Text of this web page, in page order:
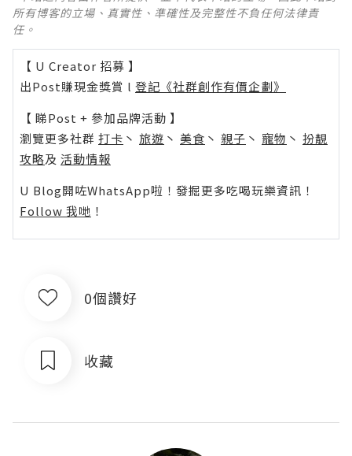
所有博客的立場、真實性、準確性及完整性不負任何法律責
任。
【 U Creator 招募 】
出Post賺現金獎賞 l 登記《社群創作有價企劃》
【 睇Post + 參加品牌活動 】
瀏覽更多社群 打卡 丶 旅遊 丶 美食 丶 親子 丶 寵物 丶 扮靚
攻略及 活動情報
U Blog開咗WhatsApp啦！發掘更多吃喝玩樂資訊！
Follow 我哋 ！
0個讚好
收藏